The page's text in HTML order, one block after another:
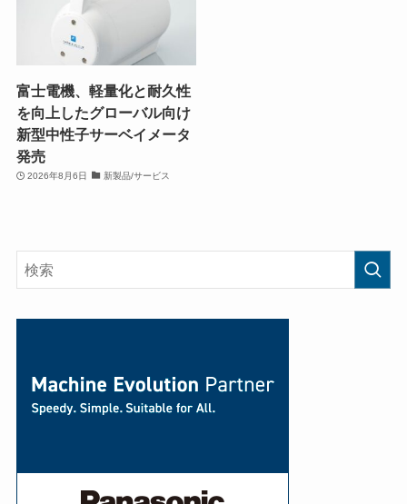
富士電機、軽量化と耐久性
を向上したグローバル向け
新型中性子サーベイメータ
発売
2026年8月6日 新製品/サービス